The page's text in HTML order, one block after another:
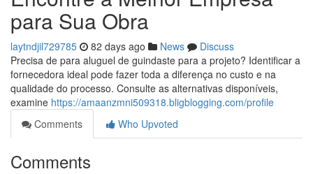
para Sua Obra
laytndjil729785 82 days ago News
Discuss
Precisa de para aluguel de guindaste para a projeto? Identificar a
fornecedora ideal pode fazer toda a diferença no custo e na
qualidade do processo. Consulte as alternativas disponíveis,
examine https://amaanzmni509318.bligblogging.com/profile
Comments
Who Upvoted
Comments